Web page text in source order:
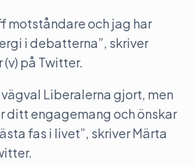
motståndare och jag har
i debatterna”, skriver
på Twitter.
Liberalerna gjort, men
ditt engagemang och önskar
fas i livet”, skriver Märta